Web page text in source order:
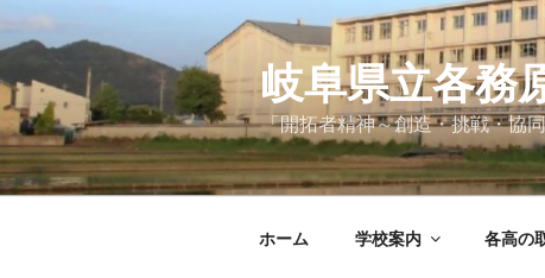
ン
ン
ツ
へ
ス
岐阜県立各務
「開拓者精神～創造・挑戦・協
ホーム 学校案内 各高の